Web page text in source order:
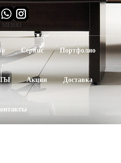
МЕНЮ
Сервис Портфолио
Акции Доставка